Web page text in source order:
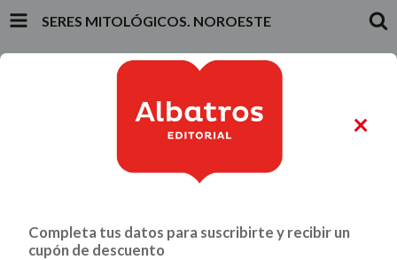
SERES MITOLÓGICOS. NOROESTE
PRODUCTOS
ALIMENTACIÓN Y GASTRONOMÍA
Inicio - Biblioteca - Seres Mitológicos. Noroeste
×
Completa tus datos para suscribirte y recibir un
cupón de descuento